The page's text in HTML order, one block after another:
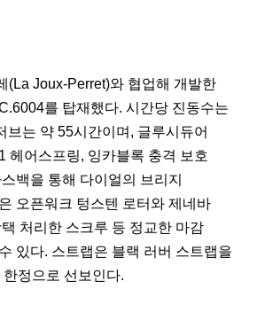
(La Joux-Perret)와 협업해 개발한
를 탑재했다. 시간당 진동수는
브는 약 55시간이며, 글루시듀어
헤어스프링, 잉카블록 충격 보호
백을 통해 다이얼의 브리지
오픈워크 텅스텐 로터와 제네바
처리한 스크루 등 정교한 마감
있다. 스트랩은 블랙 러버 스트랩을
정으로 선보인다.